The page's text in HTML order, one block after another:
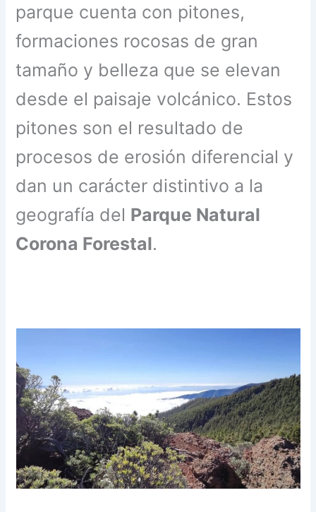
parque cuenta con pitones,
formaciones rocosas de gran
tamaño y belleza que se elevan
desde el paisaje volcánico. Estos
pitones son el resultado de
procesos de erosión diferencial y
dan un carácter distintivo a la
geografía del Parque Natural
Corona Forestal.